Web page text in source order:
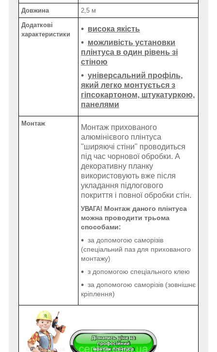
Довжина
2,5 м
Додаткові
характеристики
висока якість
можливість установки
плінтуса в один рівень зі
стіною
універсальний профіль,
який легко монтується з
гіпсокартоном, штукатуркою,
панелями
Монтаж
Монтаж прихованого
алюмінієвого плінтуса
"ширяючі стіни" проводиться
під час чорнової обробки. А
декоративну планку
використовують вже після
укладання підлогового
покриття і повної обробки стін.
УВАГА! Монтаж даного плінтуса
можна проводити трьома
способами:
за допомогою саморізів
(спеціальний паз для прихованого
монтажу)
з допомогою спеціального клею
за допомогою саморізів (зовнішнє
кріплення)